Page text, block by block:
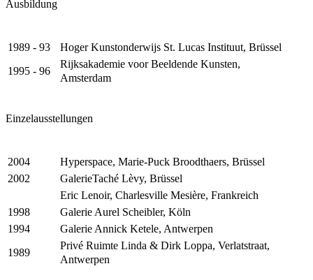
Ausbildung
1989 - 93 Hoger Kunstonderwijs St. Lucas Instituut, Brüssel
1995 - 96
Rijksakademie voor Beeldende Kunsten,
Amsterdam
Einzelausstellungen
2004 Hyperspace, Marie-Puck Broodthaers, Brüssel
2002
GalerieTaché Lèvy, Brüssel
Eric Lenoir, Charlesville Mesière, Frankreich
1998 Galerie Aurel Scheibler, Köln
1994 Galerie Annick Ketele, Antwerpen
1989
Privé Ruimte Linda & Dirk Loppa, Verlatstraat,
Antwerpen